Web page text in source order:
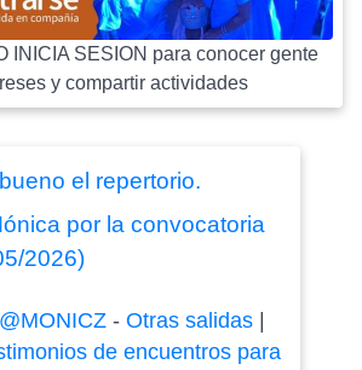
INICIA SESION para conocer gente
y compartir actividades
el repertorio.
por la convocatoria
2026)
@MONICZ- Otras salidas|
de encuentros para